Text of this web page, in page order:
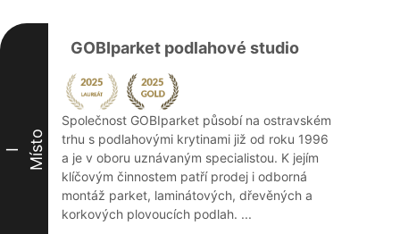
I Místo
GOBIparket podlahové studio
Společnost GOBIparket působí na ostravském
trhu s podlahovými krytinami již od roku 1996
a je v oboru uznávaným specialistou. K jejím
klíčovým činnostem patří prodej i odborná
montáž parket, laminátových, dřevěných a
korkových plovoucích podlah. ...